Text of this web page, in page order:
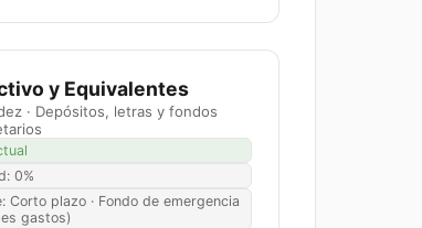
y Equivalentes
· Depósitos, letras y fondos
0%
Corto plazo · Fondo de emergencia
gastos)